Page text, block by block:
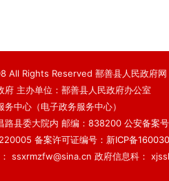
Rights Reserved 鄯善县人民政府网
府 主办单位：鄯善县人民政府办公室
中心（电子政务服务中心）
路县委大院内 邮编：838200 公安备案
备案许可证编号：新ICP备
ssxrmzfw@sina.cn 政府信息科：